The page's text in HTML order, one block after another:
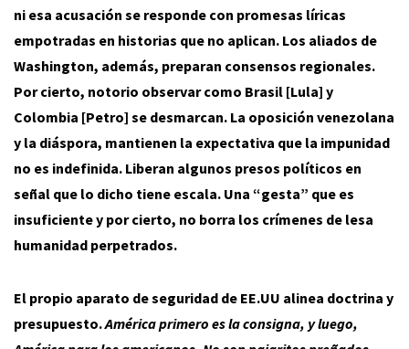
ni esa acusación se responde con promesas líricas
empotradas en historias que no aplican. Los aliados de
Washington, además, preparan consensos regionales.
Por cierto, notorio observar como Brasil [Lula] y
Colombia [Petro] se desmarcan. La oposición venezolana
y la diáspora, mantienen la expectativa que la impunidad
no es indefinida. Liberan algunos presos políticos en
señal que lo dicho tiene escala. Una “gesta” que es
insuficiente y por cierto, no borra los crímenes de lesa
humanidad perpetrados.
El propio aparato de seguridad de EE.UU alinea doctrina y
presupuesto.América primero es la consigna, y luego,